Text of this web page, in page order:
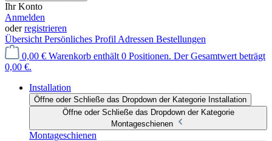
Ihr Konto
Anmelden
oderregistrieren
Übersicht Persönliches Profil Adressen Bestellungen
0,00 € Warenkorb enthält 0 Positionen. Der Gesamtwert beträgt
0,00 €.
Installation
Öffne oder Schließe das Dropdown der Kategorie Installation
Öffne oder Schließe das Dropdown der Kategorie
Montageschienen
Montageschienen